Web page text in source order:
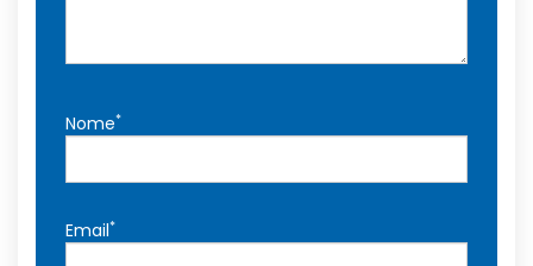
Nome*
Email*